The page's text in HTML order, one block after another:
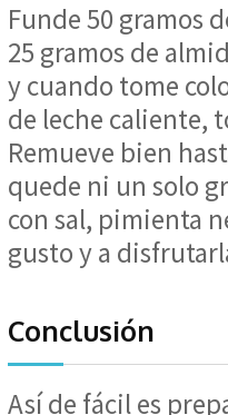
Funde 50 gramos
25 gramos de
y cuando tome
de leche caliente,
Remueve bien
quede ni un solo
con sal, pimienta
gusto y a
Conclusión
Así de fácil es